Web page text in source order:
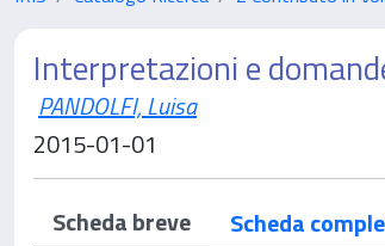
Interpretazioni e
PANDOLFI, Luisa
2015-01-01
Scheda breve Scheda